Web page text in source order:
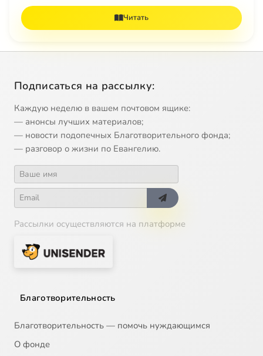
Читать
Подписаться на рассылку:
Каждую неделю в вашем почтовом ящике:
— анонсы лучших материалов;
— новости подопечных Благотворительного фонда;
— разговор о жизни по Евангелию.
Рассылки осуществляются на платформе
Благотворительность
Благотворительность — помочь нуждающимся
О фонде